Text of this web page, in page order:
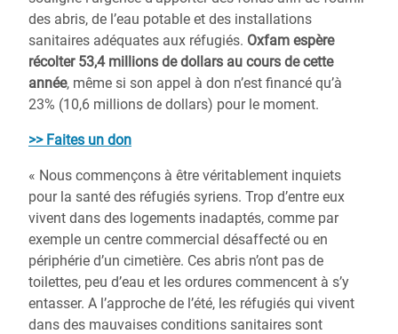
des abris, de l’eau potable et des installations
sanitaires adéquates aux réfugiés. Oxfam espère
récolter 53,4 millions de dollars au cours de cette
année, même si son appel à don n’est financé qu’à
23% (10,6 millions de dollars) pour le moment.
>> Faites un don
« Nous commençons à être véritablement inquiets
pour la santé des réfugiés syriens. Trop d’entre eux
vivent dans des logements inadaptés, comme par
exemple un centre commercial désaffecté ou en
périphérie d’un cimetière. Ces abris n’ont pas de
toilettes, peu d’eau et les ordures commencent à s’y
entasser. A l’approche de l’été, les réfugiés qui vivent
dans des mauvaises conditions sanitaires sont